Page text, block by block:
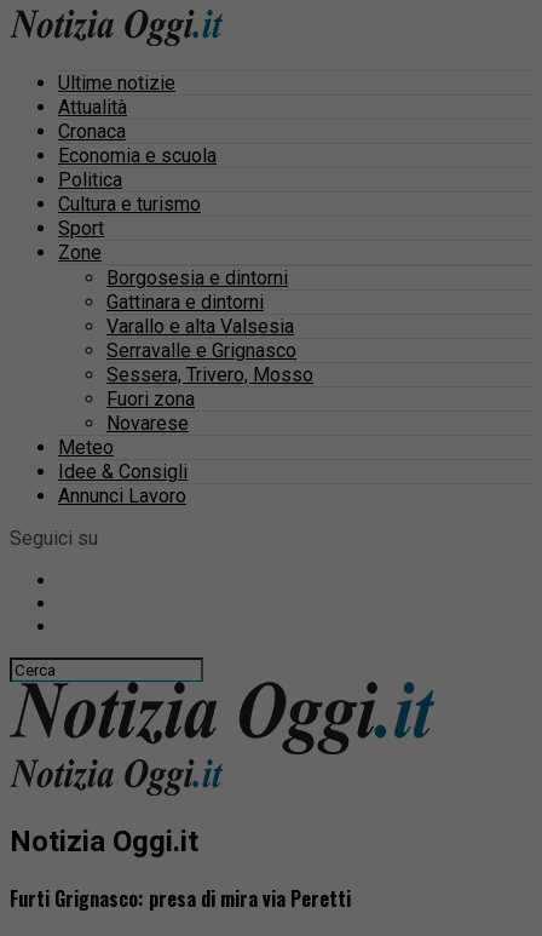
Ultime notizie
Attualità
Cronaca
Economia e scuola
Politica
Cultura e turismo
Sport
Zone
Borgosesia e dintorni
Gattinara e dintorni
Varallo e alta Valsesia
Serravalle e Grignasco
Sessera, Trivero, Mosso
Fuori zona
Novarese
Meteo
Idee & Consigli
Annunci Lavoro
Seguici su
Notizia Oggi.it
Furti Grignasco: presa di mira via Peretti